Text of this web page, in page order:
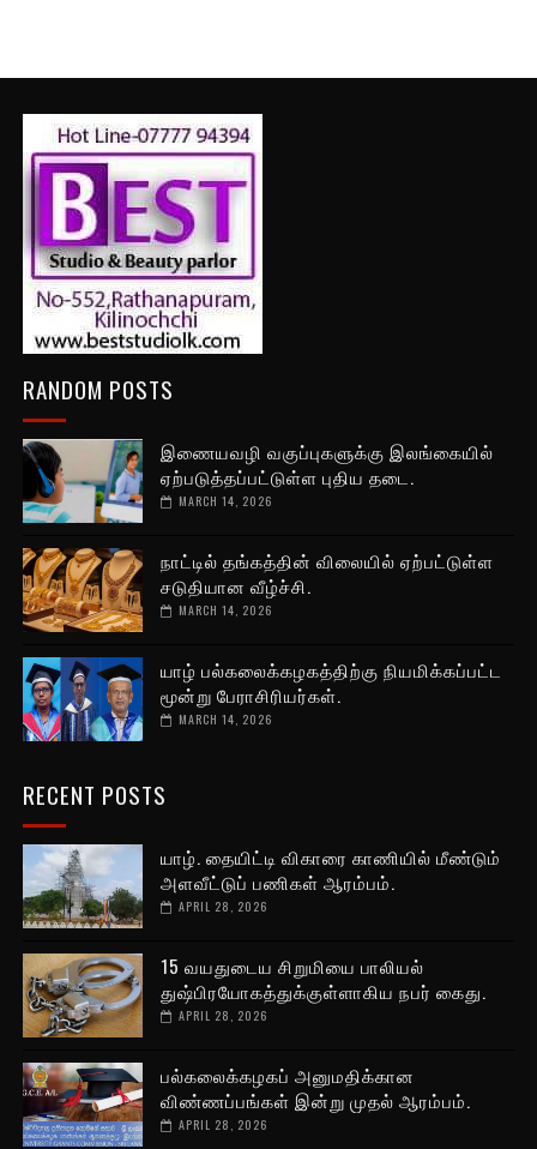
RANDOM POSTS
இணையவழி வகுப்புகளுக்கு இலங்கையில்
ஏற்படுத்தப்பட்டுள்ள புதிய தடை.
MARCH 14, 2026
நாட்டில் தங்கத்தின் விலையில் ஏற்பட்டுள்ள
சடுதியான வீழ்ச்சி.
MARCH 14, 2026
யாழ் பல்கலைக்கழகத்திற்கு நியமிக்கப்பட்ட
மூன்று பேராசிரியர்கள்.
MARCH 14, 2026
RECENT POSTS
யாழ். தையிட்டி விகாரை காணியில் மீண்டும்
அளவீட்டுப் பணிகள் ஆரம்பம்.
APRIL 28, 2026
15 வயதுடைய சிறுமியை பாலியல்
துஷ்பிரயோகத்துக்குள்ளாகிய நபர் கைது.
APRIL 28, 2026
பல்கலைக்கழகப் அனுமதிக்கான
விண்ணப்பங்கள் இன்று முதல் ஆரம்பம்.
APRIL 28, 2026